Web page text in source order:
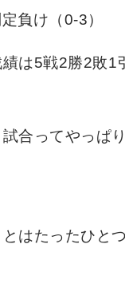
負け（0-3）
は5戦2勝2敗1
合ってやっぱ
はたったひと